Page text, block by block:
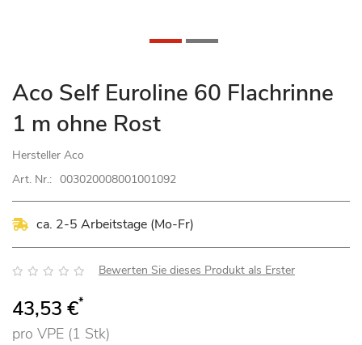
Zum
Anfang
der
springen
Aco Self Euroline 60 Flachrinne
1 m ohne Rost
Hersteller Aco
Art. Nr.: 003020008001001092
ca. 2-5 Arbeitstage (Mo-Fr)
Bewertung: Bewerten Sie dieses Produkt als Erster
43,53 €*
pro VPE (1 Stk)